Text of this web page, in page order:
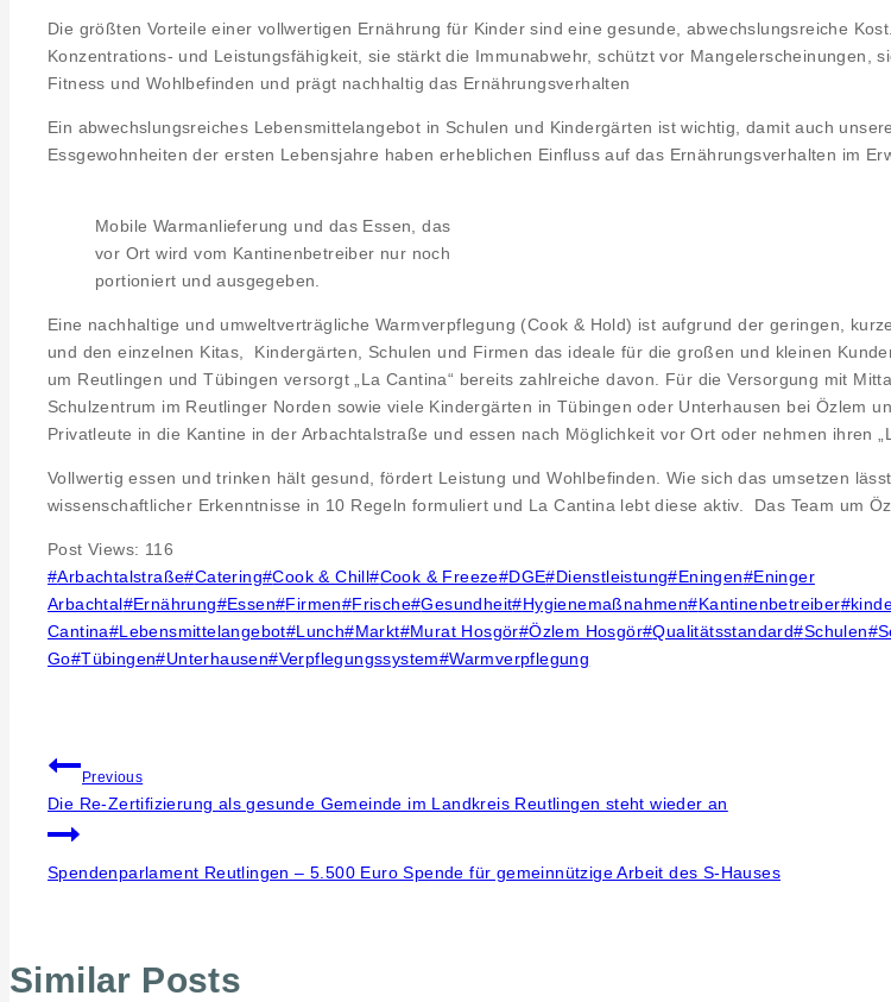
Die größten Vorteile einer vollwertigen Ernährung für Kinder sind eine gesunde, abwechslungsreiche
Konzentrations- und Leistungsfähigkeit, sie stärkt die Immunabwehr, schützt vor Mangelerscheinungen,
Fitness und Wohlbefinden und prägt nachhaltig das Ernährungsverhalten
Ein abwechslungsreiches Lebensmittelangebot in Schulen und Kindergärten ist wichtig, damit auch
Essgewohnheiten der ersten Lebensjahre haben erheblichen Einfluss auf das Ernährungsverhalten im
Mobile Warmanlieferung und das Essen, das
vor Ort wird vom Kantinenbetreiber nur noch
portioniert und ausgegeben.
Eine nachhaltige und umweltverträgliche Warmverpflegung (Cook & Hold) ist aufgrund der geringen,
und den einzelnen Kitas, Kindergärten, Schulen und Firmen das ideale für die großen und kleinen
um Reutlingen und Tübingen versorgt „La Cantina“ bereits zahlreiche davon. Für die Versorgung mit
Schulzentrum im Reutlinger Norden sowie viele Kindergärten in Tübingen oder Unterhausen bei Özlem
Privatleute in die Kantine in der Arbachtalstraße und essen nach Möglichkeit vor Ort oder nehmen ihren
Vollwertig essen und trinken hält gesund, fördert Leistung und Wohlbefinden. Wie sich das umsetzen
wissenschaftlicher Erkenntnisse in 10 Regeln formuliert und La Cantina lebt diese aktiv. Das Team um
Post Views: 116
Post
Tags:
#Arbachtalstraße#Catering#Cook & Chill#Cook & Freeze#DGE#Dienstleistung#Eningen#Eninger
Arbachtal#Ernährung#Essen#Firmen#Frische#Gesundheit#Hygienemaßnahmen#Kantinenbetreiber#
Cantina#Lebensmittelangebot#Lunch#Markt#Murat Hosgör#Özlem Hosgör#Qualitätsstandard#Schulen#
Go#Tübingen#Unterhausen#Verpflegungssystem#Warmverpflegung
Beitragsnavigation
Previous
Die Re-Zertifizierung als gesunde Gemeinde im Landkreis Reutlingen steht wieder an
Spendenparlament Reutlingen – 5.500 Euro Spende für gemeinnützige Arbeit des S-Hauses
Similar Posts